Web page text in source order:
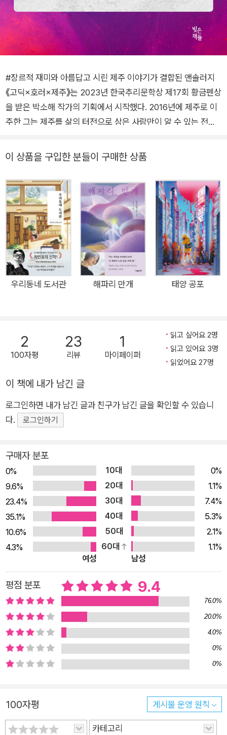
#장르적 재미와 아름답고 시린 제주 이야기가 결합된 앤솔러지
《고딕×호러×제주》는 2023년 한국추리문학상 제17회 황금펜상
을 받은 박소해 작가의 기획에서 시작했다. 2016년에 제주로 이
주한 그는 제주를 삶의 터전으로 삼은 사람만이 알 수 있는 전통
재로 이야기를 쓰고 싶다는 소망을 품었다. 그렇게 시작된 프로젝
침내 한 권의 앤솔러지를 완성했다. 《고딕×호러×제주》의 장점은
‘장르 소설이 사회와 역사를 다룰 수 있을까?’를 고민한 앤솔러지
답게 호러 소설만의 재미를 놓치지 않으면서 이재수의 난, 일본군
점령, 결7호 작전, 4·3 사건 등의 아픈 역사와 설문대 할망, 그슨
새, 애기업개 같은 제주 설화를 담아냈다는 점이다. 덕분에 우리
는 작품을 재미있게 읽으며 제주의 슬픈 역사에 공감할 수 있다.
더하여 흰 손이 공격하는 동굴에 갇힌 제주 출신 방송 작가, 티격
태격 탐정·조수 콤비의 위험한 의뢰, 공사 인부 수십 명이 실종된
안의 ‘제주’는 더 선명해질 것이다. 그래서 이 책은 호러 소설을
즐겨 읽는 독자는 물론, ‘제주’ 하면 피상적 이미지만 떠오르거나
름다운 것들 뒤에는 어떠한 아픔이 있다.” -밥 딜런 #로컬은 재미
있다 빚은책들은 우리가 잘 안다고 생각하지만 잘 모르는 지역을
배경으로 하거나 그 지역에서 영감을 받은 이야기를 ‘로컬은 재미
있다’ 시리즈로 출간하고 있다. 서울 은평구를 배경으로 첫사랑
탐정단이 겪은 일을 담은 홍정기 작가의 《초소년》, 제주도의 설
화와 역사를 배경으로 한 박소해 외 여섯 작가의 《고딕×호러×제
주》 등은 친숙한 장소에 즐거운 낯섦을 주는 작품들이다. 작품을
재미있게 읽고 이야기 속 장소를 찾아갔을 때 ‘여기가 혹시?’ 하
며 떠올릴 수 있다면, 인생샷과 맛집 탐방 외에도 해당 지역을 즐
길 수 있는 새로운 재미가 될 것이다. *괴이학회* 괴이학회는 괴
담, 호러 전문 출판 레이블로 신화, 전설, 민담을 포함한 괴담을
바탕으로 기괴하면서도 흥미로운 이야기를 만듭니다. 한 번도 본
적 없는 비틀린 상상력을 환영합니다. 양꼬치를 먹으면서 결성된
그룹이기 때문에 중요한 날에는 양꼬치를 먹습니다.
이 상품을 구입한 분들이 구매한 상품
우리동네 도서관 해파리 만개 태양 공포
2
100자평
23
리뷰
1
마이페이퍼
읽고 싶어요 2명
읽고 있어요 3명
읽었어요 27명
이 책에 내가 남긴 글
로그인하면 내가 남긴 글과 친구가 남긴 글을 확인할 수 있습니
다.
로그인하기
구매자 분포
0% 10대
0%
9.6%
20대
1.1%
23.4%
30대
7.4%
35.1%
40대
5.3%
10.6%
50대
2.1%
4.3%
60대
1.1%
여성
남성
평점 분포 9.4
76.0%
20.0%
4.0%
0%
0%
100자평 게시물 운영 원칙
카테고리